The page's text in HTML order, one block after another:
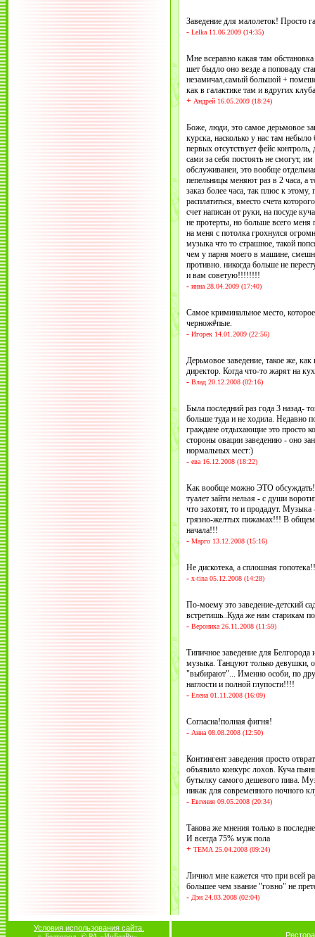
Заведение для малолеток! Просто
- Lelka 11.06.2009 (14:35)
Мне всеравно какая там
шет быдло оно везде а поповаду
незамичал,самый большой +
как в галактике там и вдругих
+ Андрей 16.05.2009 (18:24)
Боже, люди, это самое дерьмовое
курска, насколько у нас там
первых отсутствует фейс контроль,
сами за себя постоять не смогут,
обслуживанеи, это вообще
пепельницы меняют раз в 2 часа,
заказ более часа, так плюс к этому,
расплатиться, вместо счета
счет написан от руки, на посуде
не протерты, но больше всего меня
на меня с потолка грохнулся
музыка что то страшное, такой
чем у парня моего в машине,
противно. никогда больше не
и вам советую!!!!!!!!
- инна 28.04.2009 (17:40)
Самое криминальное место,
чернож#пые.
- Игорек 14.01.2009 (22:56)
Дерьмовое заведение, такое же,
директор. Когда что-то жарят на
- Влад 20.12.2008 (02:16)
Была последний раз года 3 назад-
больше туда и не ходила. Недавно
граждане отдыхающие это просто
стороны овации заведению - оно
нормальных мест:)
- ева 16.12.2008 (18:22)
Как вообще можно ЭТО
туалет зайти нельзя - с души
что захотят, то и продадут.
грязно-желтых пижамах!!! В общем
начала!!!
- Марго 13.12.2008 (15:16)
Не дискотека, а сплошная
- x-tina 05.12.2008 (14:28)
По-моему это заведение-детский
встретишь..Куда же нам старикам
- Вероника 26.11.2008 (11:59)
Типичное заведение для
музыка. Танцуют только девушки,
"выбирают"... Именно особи, по
наглости и полной глупости!!!!
- Елена 01.11.2008 (16:09)
Согласна!полная фигня!
- Анна 08.08.2008 (12:50)
Контингент заведения просто
объявило конкурс лохов. Куча
бутылку самого дешевого пива.
никак для современного ночного
- Евгения 09.05.2008 (20:34)
Такова же мнения только в
И всегда 75% муж пола
+ ТЕМА 25.04.2008 (09:24)
Личнол мне кажется что при всей
большее чем звание "говно" не
- Дэн 24.03.2008 (02:04)
Условия использования сайта.